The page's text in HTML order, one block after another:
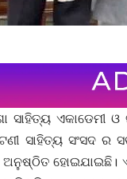
ସାହିତ୍ୟ ଏକାଡେମୀ
ସାହିତ୍ୟ ସଂସଦ ର
ହୋଇଯାଇଛି।